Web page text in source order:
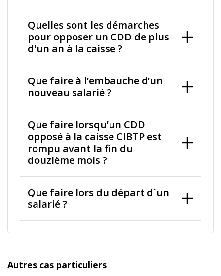
Quelles sont les démarches
pour opposer un CDD de plus
d'un an à la caisse ?
Que faire à l’embauche d’un
nouveau salarié ?
Que faire lorsqu’un CDD
opposé à la caisse CIBTP est
rompu avant la fin du
douzième mois ?
Que faire lors du départ d´un
salarié ?
Autres cas particuliers